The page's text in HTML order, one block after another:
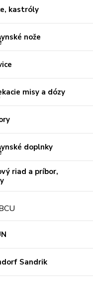
kastróly
nože
misy a dózy
doplnky
riad a príbor,
Sandrik